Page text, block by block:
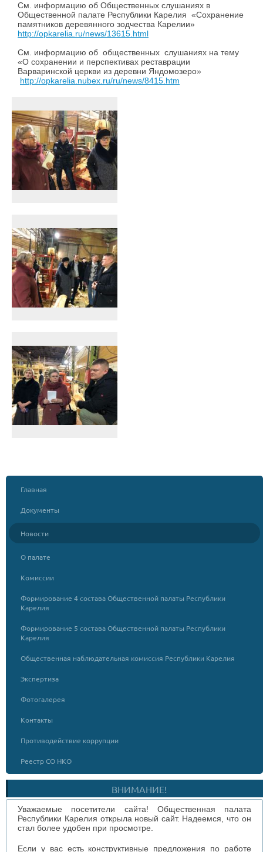
См. информацию об Общественных слушаниях в
Общественной палате Республики Карелия «Сохранение
памятников деревянного зодчества Карелии»
http://opkarelia.ru/news/13615.html
См. информацию об общественных слушаниях на тему
«О сохранении и перспективах реставрации
Варваринской церкви из деревни Яндомозеро»
http://opkarelia.nubex.ru/ru/news/8415.htm
Главная
Документы
Новости
О палате
Комиссии
Формирование 4 состава Общественной палаты Республики
Карелия
Формирование 5 состава Общественной палаты Республики
Карелия
Общественная наблюдательная комиссия Республики Карелия
Экспертиза
Фотогалерея
Контакты
Противодействие коррупции
Реестр СО НКО
ВНИМАНИЕ!
Уважаемые посетители сайта! Общественная палата
Республики Карелия открыла новый сайт. Надеемся, что он
стал более удобен при просмотре.
Если у вас есть конструктивные предложения по работе